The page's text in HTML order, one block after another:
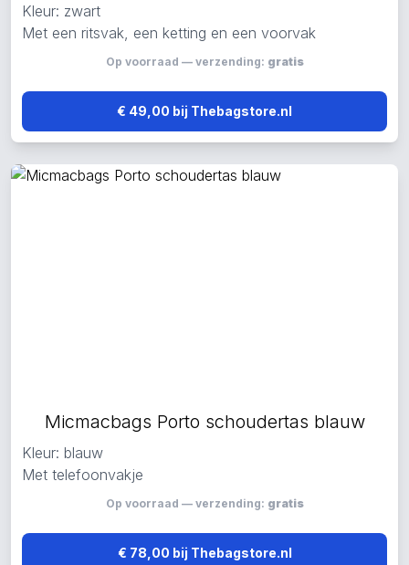
Kleur: zwart
Met een ritsvak, een ketting en een voorvak
Op voorraad — verzending: gratis
€ 49,00 bij Thebagstore.nl
Micmacbags Porto schoudertas blauw
Kleur: blauw
Met telefoonvakje
Op voorraad — verzending: gratis
€ 78,00 bij Thebagstore.nl